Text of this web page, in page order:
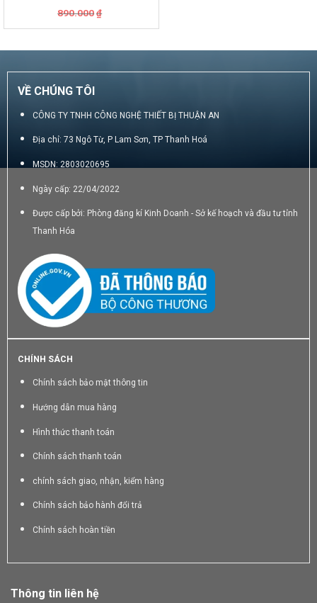
890.000 ₫
là:
tại
580.000₫.
VỀ CHÚNG TÔI
CÔNG TY TNHH CÔNG NGHỆ THIẾT BỊ THUẬN AN
Địa chỉ: 73 Ngô Từ, P Lam Sơn, TP Thanh Hoá
MSDN: 2803020695
Ngày cấp: 22/04/2022
Được cấp bởi: Phòng đăng kí Kinh Doanh - Sở kế hoạch và đầu tư tỉnh
Thanh Hóa
CHÍNH SÁCH
Chính sách bảo mật thông tin
Hướng dẫn mua hàng
Hình thức thanh toán
Chính sách thanh toán
chính sách giao, nhận, kiểm hàng
Chính sách bảo hành đổi trả
Chính sách hoàn tiền
Thông tin liên hệ